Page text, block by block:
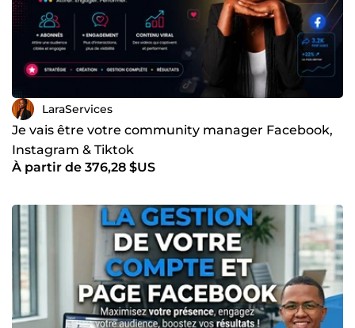
LaraServices
Je vais être votre community manager Facebook,
Instagram & Tiktok
À partir de 376,28 $US